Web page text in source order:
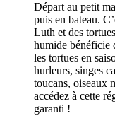
Départ au petit
puis en bateau.
Luth et des
humide bénéficie
les tortues en
hurleurs, singes
toucans, oiseaux
accédez à cette
garanti !